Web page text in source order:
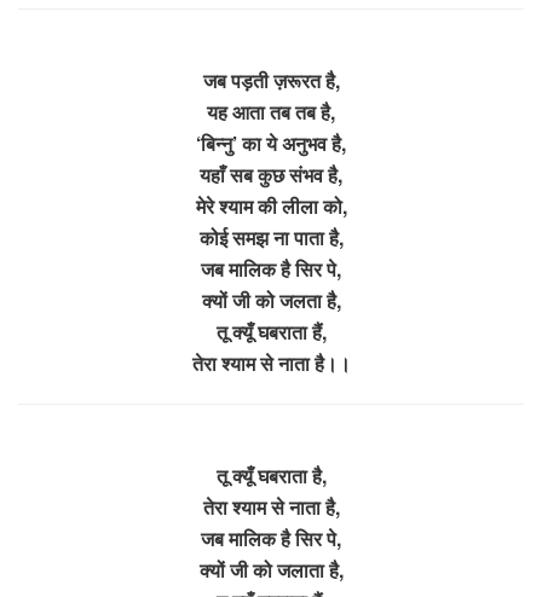
जब पड़ती ज़रूरत है,
यह आता तब तब है,
‘बिन्नु’ का ये अनुभव है,
यहाँ सब कुछ संभव है,
मेरे श्याम की लीला को,
कोई समझ ना पाता है,
जब मालिक है सिर पे,
क्यों जी को जलता है,
तू क्यूँ घबराता हैं,
तेरा श्याम से नाता है।।
तू क्यूँ घबराता है,
तेरा श्याम से नाता है,
जब मालिक है सिर पे,
क्यों जी को जलाता है,